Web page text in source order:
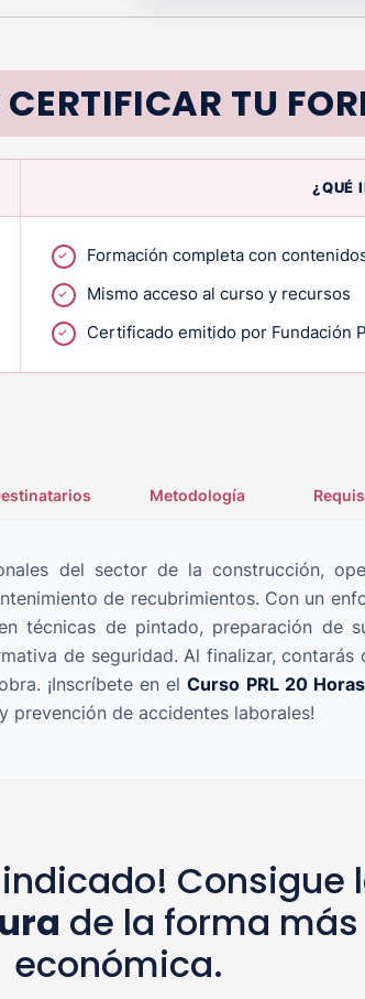
TU
¿QUÉ
Formación completa con
Mismo acceso al curso y recursos
Certificado emitido por Fundación
Metodología
del sector de la construcción,
de recubrimientos. Con un
técnicas de pintado, preparación de
de seguridad. Al finalizar, contarás
¡Inscríbete en elCurso PRL 20
de accidentes laborales!
de la forma
económica.